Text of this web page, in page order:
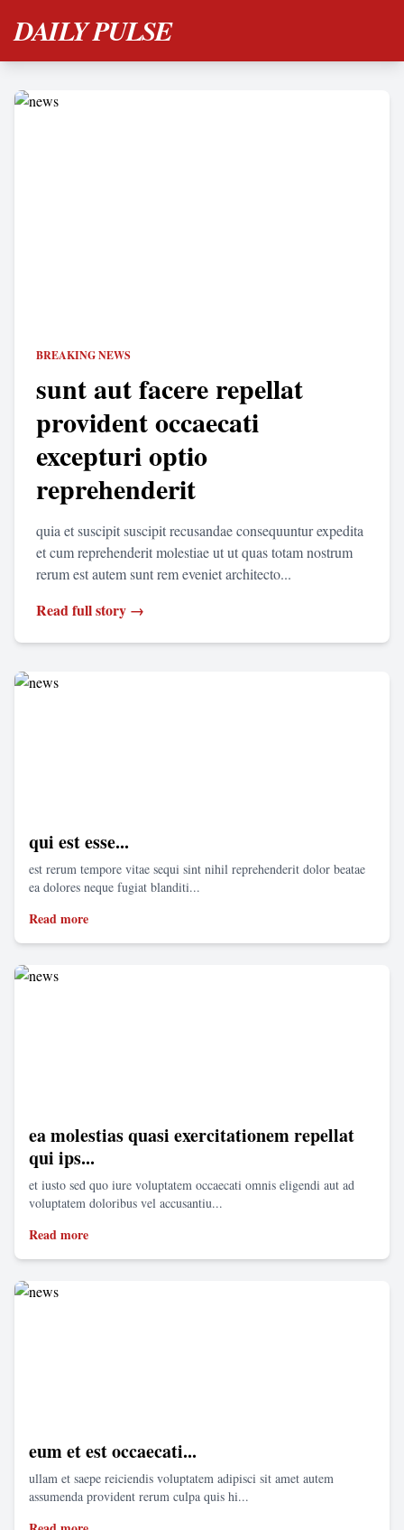
DAILY PULSE
BREAKING NEWS
sunt aut facere repellat
provident occaecati
excepturi optio
reprehenderit
quia et suscipit suscipit recusandae consequuntur expedita
et cum reprehenderit molestiae ut ut quas totam nostrum
rerum est autem sunt rem eveniet architecto...
Read full story →
qui est esse...
est rerum tempore vitae sequi sint nihil reprehenderit dolor beatae
ea dolores neque fugiat blanditi...
Read more
ea molestias quasi exercitationem repellat
qui ips...
et iusto sed quo iure voluptatem occaecati omnis eligendi aut ad
voluptatem doloribus vel accusantiu...
Read more
eum et est occaecati...
ullam et saepe reiciendis voluptatem adipisci sit amet autem
assumenda provident rerum culpa quis hi...